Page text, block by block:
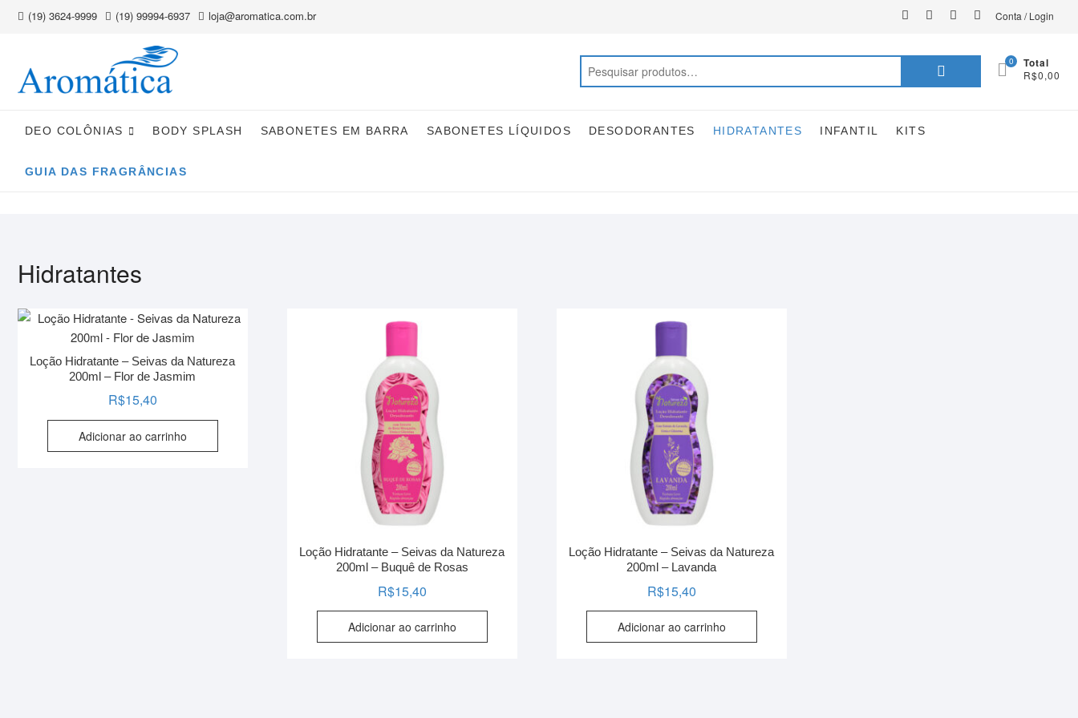
Skip (19) 3624-9999 (19) 99994-6937 loja@aromatica.com.br instagramfacebook
youtubelinkedin
Conta / Login
Pesquisar
0 Total
R$0,00
DEO COLÔNIAS BODY SPLASH SABONETES EM BARRA SABONETES LÍQUIDOS DESODORANTES HIDRATANTES INFANTIL KITS
GUIA DAS FRAGRÂNCIAS
Hidratantes
Loção Hidratante – Seivas da Natureza
200ml – Flor de Jasmim
R$15,40
Adicionar ao carrinho
Loção Hidratante – Seivas da Natureza
200ml – Buquê de Rosas
R$15,40
Adicionar ao carrinho
Loção Hidratante – Seivas da Natureza
200ml – Lavanda
R$15,40
Adicionar ao carrinho